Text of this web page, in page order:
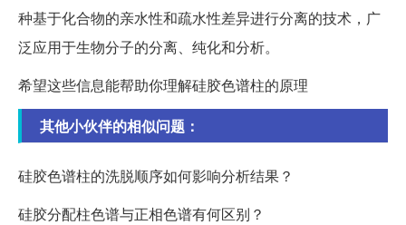
种基于化合物的亲水性和疏水性差异进行分离的技术，广
泛应用于生物分子的分离、纯化和分析。
希望这些信息能帮助你理解硅胶色谱柱的原理
其他小伙伴的相似问题：
硅胶色谱柱的洗脱顺序如何影响分析结果？
硅胶分配柱色谱与正相色谱有何区别？